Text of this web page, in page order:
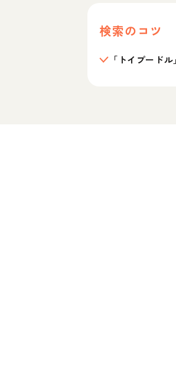
検索のコツ
「トイプード